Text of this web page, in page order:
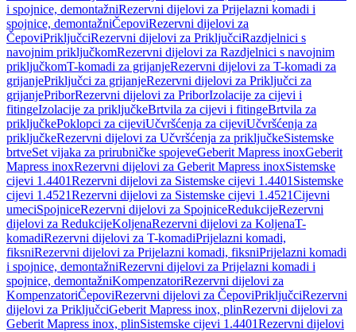
i spojnice, demontažniRezervni dijelovi za Prijelazni komadi i
spojnice, demontažniČepoviRezervni dijelovi za
ČepoviPriključciRezervni dijelovi za PriključciRazdjelnici s
navojnim priključkomRezervni dijelovi za Razdjelnici s navojnim
priključkomT-komadi za grijanjeRezervni dijelovi za T-komadi za
grijanjePriključci za grijanjeRezervni dijelovi za Priključci za
grijanjePriborRezervni dijelovi za PriborIzolacije za cijevi i
fitingeIzolacije za priključkeBrtvila za cijevi i fitingeBrtvila za
priključkePoklopci za cijeviUčvršćenja za cijeviUčvršćenja za
priključkeRezervni dijelovi za Učvršćenja za priključkeSistemske
brtveSet vijaka za prirubničke spojeveGeberit Mapress inoxGeberit
Mapress inoxRezervni dijelovi za Geberit Mapress inoxSistemske
cijevi 1.4401Rezervni dijelovi za Sistemske cijevi 1.4401 Sistemske
cijevi 1.4521Rezervni dijelovi za Sistemske cijevi 1.4521Cijevni
umeciSpojniceRezervni dijelovi za SpojniceRedukcijeRezervni
dijelovi za RedukcijeKoljenaRezervni dijelovi za KoljenaT-
komadiRezervni dijelovi za T-komadiPrijelazni komadi,
fiksniRezervni dijelovi za Prijelazni komadi, fiksniPrijelazni komadi
i spojnice, demontažniRezervni dijelovi za Prijelazni komadi i
spojnice, demontažniKompenzatoriRezervni dijelovi za
KompenzatoriČepoviRezervni dijelovi za ČepoviPriključciRezervni
dijelovi za PriključciGeberit Mapress inox, plinRezervni dijelovi za
Geberit Mapress inox, plinSistemske cijevi 1.4401Rezervni dijelovi